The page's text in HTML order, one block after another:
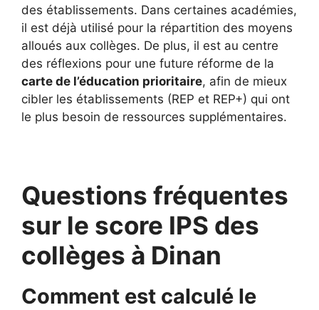
des établissements. Dans certaines académies,
il est déjà utilisé pour la répartition des moyens
alloués aux collèges. De plus, il est au centre
des réflexions pour une future réforme de la
carte de l’éducation prioritaire, afin de mieux
cibler les établissements (REP et REP+) qui ont
le plus besoin de ressources supplémentaires.
Questions fréquentes
sur le score IPS des
collèges à Dinan
Comment est calculé le